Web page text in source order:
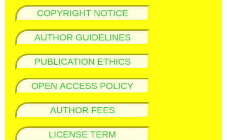
COPYRIGHT NOTICE
AUTHOR GUIDELINES
PUBLICATION ETHICS
OPEN ACCESS POLICY
AUTHOR FEES
LICENSE TERM